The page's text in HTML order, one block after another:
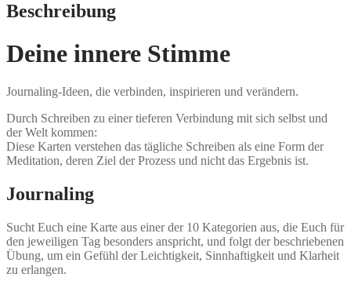
Beschreibung
Deine innere Stimme
Journaling-Ideen, die verbinden, inspirieren und verändern.
Durch Schreiben zu einer tieferen Verbindung mit sich selbst und
der Welt kommen:
Diese Karten verstehen das tägliche Schreiben als eine Form der
Meditation, deren Ziel der Prozess und nicht das Ergebnis ist.
Journaling
Sucht Euch eine Karte aus einer der 10 Kategorien aus, die Euch für
den jeweiligen Tag besonders anspricht, und folgt der beschriebenen
Übung, um ein Gefühl der Leichtigkeit, Sinnhaftigkeit und Klarheit
zu erlangen.